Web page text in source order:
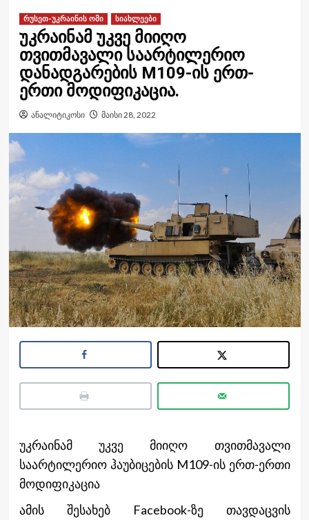
რუსეთ-უკრაინის ომი სიახლეები
უკრაინამ უკვე მიიღო
თვითმავალი საარტილერიო
დანადგარების M109-ის ერთ-
ერთი მოდიფიკაცია.
ანალიტიკოსი მაისი 28, 2022
უკრაინამ უკვე მიიღო თვითმავალი
საარტილერიო ჰაუბიცების M109-ის ერთ-ერთი
მოდიფიკაცია
ამის შესახებ Facebook-ზე თავდაცვის